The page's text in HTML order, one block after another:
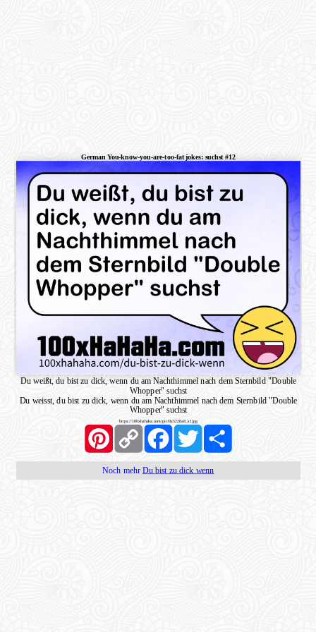
German You-know-you-are-too-fat jokes: suchst #12
Du weißt, du bist zu dick, wenn du am Nachthimmel nach dem Sternbild "Double
Whopper" suchst
Du weisst, du bist zu dick, wenn du am Nachthimmel nach dem Sternbild "Double
Whopper" suchst
https://100xhahaha.com/pic!0a5228a8_sf.jpg
PinterestCopy
Link
FacebookTwitter Share
Noch mehr Du bist zu dick wenn